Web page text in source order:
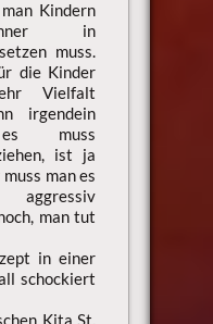
Kindern
in
muss.
die Kinder
Vielfalt
irgendein
muss
ist ja
man es
man tut
in einer
schockiert
Kita St.